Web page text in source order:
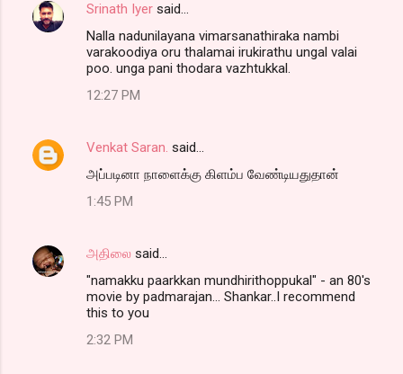
Srinath Iyer said…
Nalla nadunilayana vimarsanathiraka nambi
varakoodiya oru thalamai irukirathu ungal valai
poo. unga pani thodara vazhtukkal.
12:27 PM
Venkat Saran. said…
அப்படினா நாளைக்கு கிளம்ப வேண்டியதுதான்
1:45 PM
அதிலை said…
"namakku paarkkan mundhirithoppukal" - an 80's
movie by padmarajan... Shankar..I recommend
this to you
2:32 PM